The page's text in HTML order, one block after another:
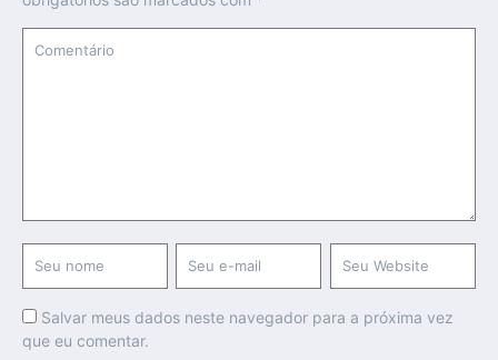
Salvar meus dados neste navegador para a próxima vez
que eu comentar.